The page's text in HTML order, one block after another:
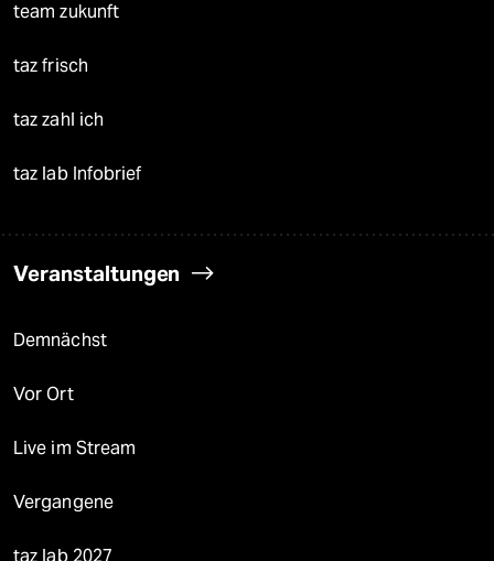
team zukunft
taz frisch
taz zahl ich
taz lab Infobrief
Veranstaltungen
Demnächst
Vor Ort
Live im Stream
Vergangene
taz lab 2027